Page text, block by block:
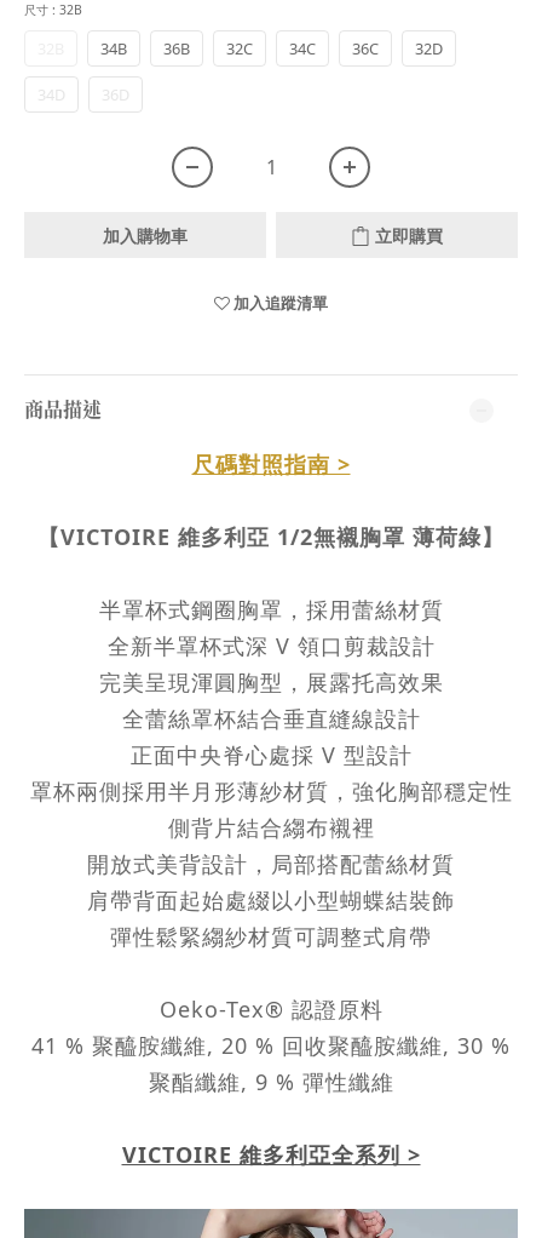
尺寸 : 32B
34B 36B 32C 34C 36C 32D
34D 36D
加入購物車 立即購買
加入追蹤清單
商品描述
尺碼對照指南 >
【VICTOIRE 維多利亞 1/2無襯胸罩 薄荷綠】
半罩杯式鋼圈胸罩，採用蕾絲材質
全新半罩杯式深 V 領口剪裁設計
完美呈現渾圓胸型，展露托高效果
全蕾絲罩杯結合垂直縫線設計
正面中央脊心處採 V 型設計
罩杯兩側採用半月形薄紗材質，強化胸部穩定性
側背片結合縐布襯裡
開放式美背設計，局部搭配蕾絲材質
肩帶背面起始處綴以小型蝴蝶結裝飾
彈性鬆緊縐紗材質可調整式肩帶
Oeko-Tex® 認證原料
41 % 聚醯胺纖維, 20 % 回收聚醯胺纖維, 30 %
聚酯纖維, 9 % 彈性纖維
VICTOIRE 維多利亞全系列 >